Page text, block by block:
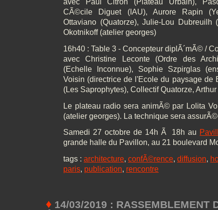
avec Paul Citron (Plateau Urbain),
CÃ©cile Diguet (IAU), Aurore Rapin
Ottaviano (Quatorze), Julie-Lou Dubreuilh
Okotnikoff (atelier georges)
16h40 : Table 3 - Concepteur diplÃ´mÃ© /
avec Christine Leconte (Ordre des
(Echelle Inconnue), Sophie Szpirglas
Voisin (directrice de l'Ecole du paysage de
(Les Saprophytes), Collectif Quatorze,
Le plateau radio sera animÃ© par Lolita
(atelier georges). La technique sera
Samedi 27 octobre de 14h Ã 18h au
grande halle du Pavillon, au 21 boulevard
tags : architecture, confÃ©rence, diffusion,
paris, publication, rencontre
♦ 14/03/2019 : RASSEMBLEMENT